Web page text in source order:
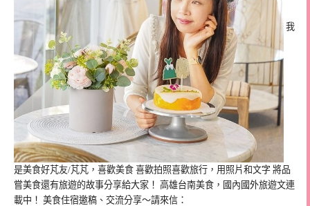
我
是美食好芃友/芃芃，喜歡美食 喜歡拍照喜歡旅行，用照片和文字 將品
嘗美食還有旅遊的故事分享給大家！ 高雄台南美食，國內國外旅遊文連
載中！ 美食住宿邀稿、交流分享～請來信：